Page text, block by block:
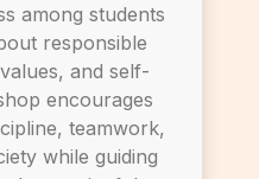
among students
responsible
and self-
encourages
teamwork,
while guiding